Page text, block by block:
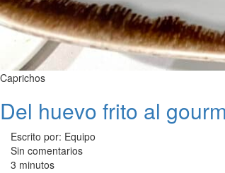
Caprichos
Del huevo frito al
Escrito por: Equipo
Sin comentarios
3 minutos